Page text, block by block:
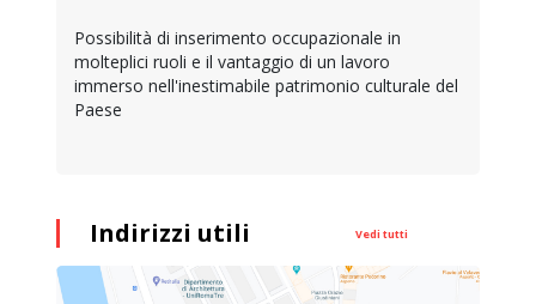
Possibilità di inserimento occupazionale in
molteplici ruoli e il vantaggio di un lavoro
immerso nell'inestimabile patrimonio culturale del
Paese
Indirizzi utili Vedi tutti